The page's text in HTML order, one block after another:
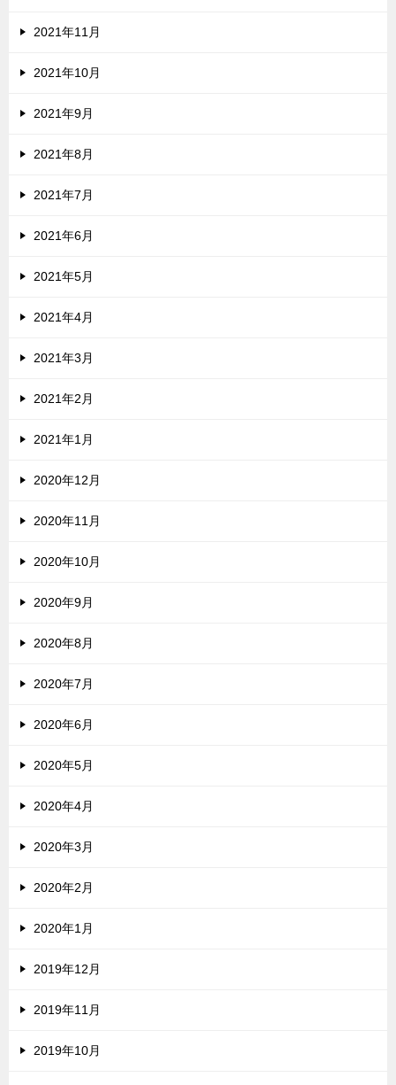
2021年11月
2021年10月
2021年9月
2021年8月
2021年7月
2021年6月
2021年5月
2021年4月
2021年3月
2021年2月
2021年1月
2020年12月
2020年11月
2020年10月
2020年9月
2020年8月
2020年7月
2020年6月
2020年5月
2020年4月
2020年3月
2020年2月
2020年1月
2019年12月
2019年11月
2019年10月